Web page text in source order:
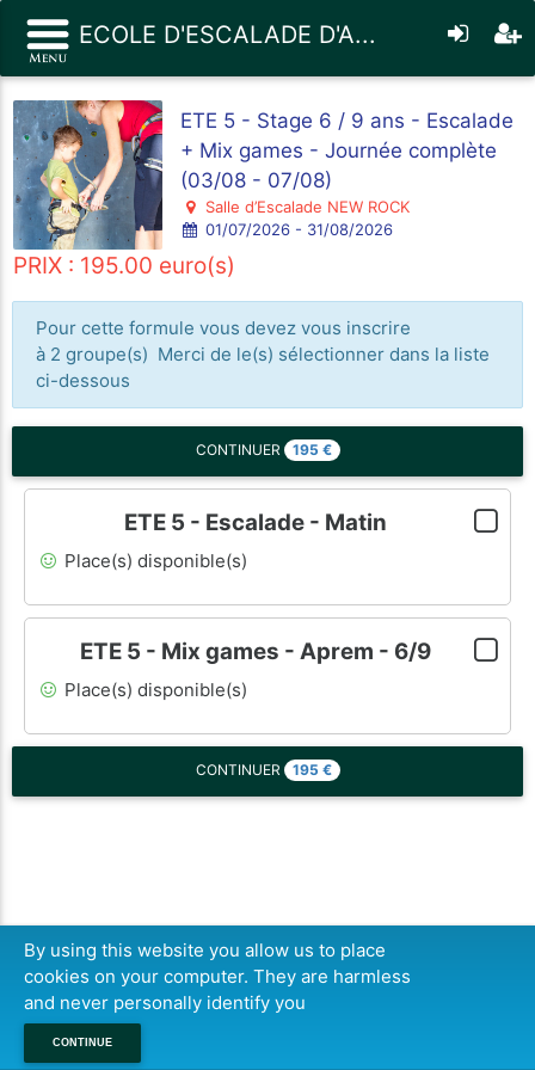
ECOLE D'ESCALADE D'A...
ETE 5 - Stage 6 / 9 ans - Escalade
+ Mix games - Journée complète
(03/08 - 07/08)
Salle d’Escalade NEW ROCK
01/07/2026 - 31/08/2026
PRIX : 195.00 euro(s)
Pour cette formule vous devez vous inscrire
à 2 groupe(s) Merci de le(s) sélectionner dans la liste
ci-dessous
CONTINUER 195 €
ETE 5 - Escalade - Matin
Place(s) disponible(s)
ETE 5 - Mix games - Aprem - 6/9
Place(s) disponible(s)
CONTINUER 195 €
By using this website you allow us to place
cookies on your computer. They are harmless
and never personally identify you
CONTINUE